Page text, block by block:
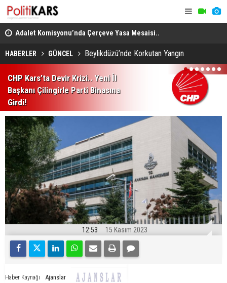
Adalet Komisyonu’nda Çerçeve Yasa Mesaisi..
Görüşmeler Tartışmalarla Başladı!
HABERLER GÜNCEL Beylikdüzü’nde Korkutan Yangın
CHP Kars’ta Devir Krizi.. Yeni İl
Başkanı Çilingirle Parti Binasına
Girdi!
1 2 3 4 5 6 7
12:53 15 Kasım 2023
Haber Kaynağı Ajanslar